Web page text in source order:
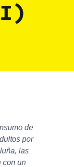
de
por
las
con un